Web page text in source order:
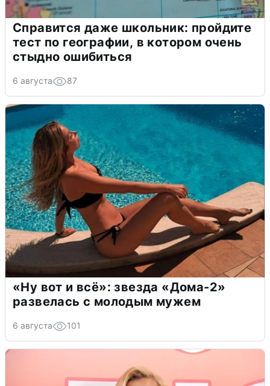
Справится даже школьник: пройдите
тест по географии, в котором очень
стыдно ошибиться
6 августа 87
«Ну вот и всё»: звезда «Дома-2»
развелась с молодым мужем
6 августа 101